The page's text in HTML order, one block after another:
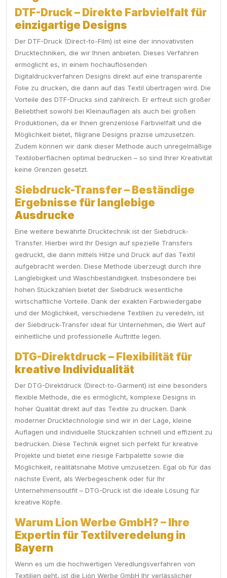
DTF-Druck – Direkte Farbvielfalt für
einzigartige Designs
Der DTF-Druck (Direct-to-Film) ist eine der innovativsten
Drucktechniken, die wir Ihnen anbieten. Dieses Verfahren
ermöglicht es, in einem hochauflösenden
Digitaldruckverfahren Designs direkt auf eine transparente
Folie zu drucken, die dann auf das Textil übertragen wird. Die
Vorteile des DTF-Drucks sind zahlreich. Er erfreut sich großer
Beliebtheit sowohl bei Kleinauflagen als auch bei großen
Produktionen, da er Ihnen grenzenlose Farbvielfalt und die
Möglichkeit bietet, filigrane Designs präzise umzusetzen.
Zudem können wir dank dieser Methode auch unregelmäßige
Textiloberflächen optimal bedrucken – so sind Ihrer Kreativität
keine Grenzen gesetzt.
Siebdruck-Transfer – Beständige
Ergebnisse für langlebige
Ausdrucke
Eine weitere bewährte Drucktechnik ist der Siebdruck-
Transfer. Hierbei wird Ihr Design auf spezielle Transfers
gedruckt, die dann mittels Hitze und Druck auf das Textil
aufgebracht werden. Diese Methode überzeugt durch ihre
Langlebigkeit und Waschbeständigkeit. Insbesondere bei
hohen Stückzahlen bietet der Siebdruck wesentliche
wirtschaftliche Vorteile. Dank der exakten Farbwiedergabe
und der Möglichkeit, verschiedene Textilien zu veredeln, ist
der Siebdruck-Transfer ideal für Unternehmen, die Wert auf
einheitliche und professionelle Auftritte legen.
DTG-Direktdruck – Flexibilität für
kreative Individualität
Der DTG-Direktdruck (Direct-to-Garment) ist eine besonders
flexible Methode, die es ermöglicht, komplexe Designs in
hoher Qualität direkt auf das Textile zu drucken. Dank
moderner Drucktechnologie sind wir in der Lage, kleine
Auflagen und individuelle Stückzahlen schnell und effizient zu
bedrucken. Diese Technik eignet sich perfekt für kreative
Projekte und bietet eine riesige Farbpalette sowie die
Möglichkeit, realitätsnahe Motive umzusetzen. Egal ob für das
nächste Event, als Werbegeschenk oder für Ihr
Unternehmensoutfit – DTG-Druck ist die ideale Lösung für
kreative Köpfe.
Warum Lion Werbe GmbH? – Ihre
Expertin für Textilveredelung in
Bayern
Wenn es um die hochwertigen Veredlungsverfahren von
Textilien geht, ist die Lion Werbe GmbH Ihr verlässlicher